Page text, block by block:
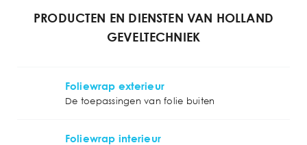
PRODUCTEN EN DIENSTEN VAN HOLLAND
GEVELTECHNIEK
Foliewrap exterieur
De toepassingen van folie buiten
Foliewrap interieur